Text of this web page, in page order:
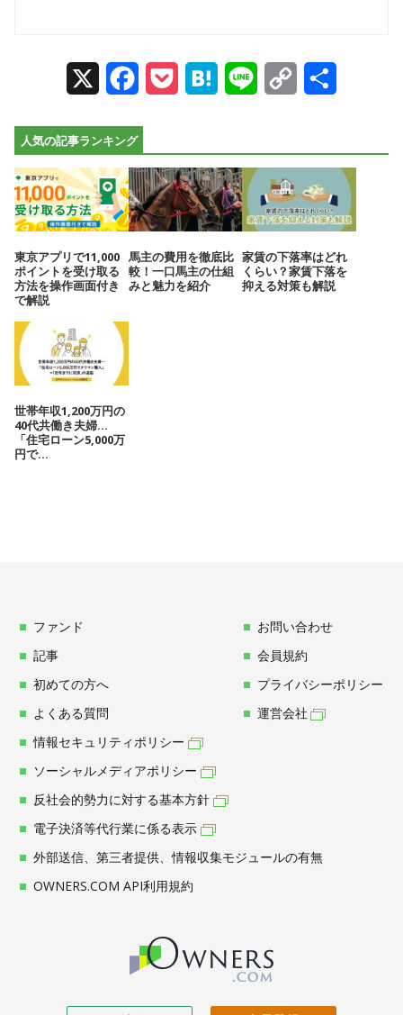
Facebook
Pocket Hatena Line
Copy
人気の記事ランキング
東京アプリで11,000
ポイントを受け取る
方法を操作画面付き
で解説
馬主の費用を徹底比
較！一口馬主の仕組
みと魅力を紹介
家賃の下落率はどれ
くらい？家賃下落を
抑える対策も解説
世帯年収1,200万円の
40代共働き夫婦…
「住宅ローン5,000万
円で...
ファンド
記事
初めての方へ
よくある質問
お問い合わせ
会員規約
プライバシーポリシー
運営会社
情報セキュリティポリシー
ソーシャルメディアポリシー
反社会的勢力に対する基本方針
電子決済等代行業に係る表示
外部送信、第三者提供、情報収集モジュールの有無
OWNERS.COM API利用規約